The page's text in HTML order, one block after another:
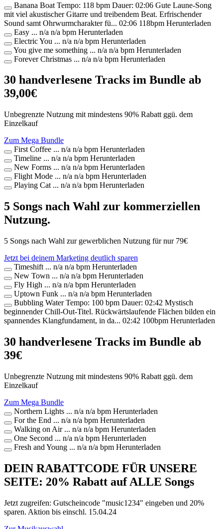
Banana Boat Tempo: 118 bpm Dauer: 02:06 Gute Laune-Song
mit viel akustischer Gitarre und treibendem Beat. Erfrischender
Sound samt Ohrwurmcharakter fü... 02:06 118bpm Herunterladen
Easy ... n/a n/a bpm Herunterladen
Electric You ... n/a n/a bpm Herunterladen
You give me something ... n/a n/a bpm Herunterladen
Forever Christmas ... n/a n/a bpm Herunterladen
30 handverlesene Tracks im Bundle ab
39,00€
Unbegrenzte Nutzung mit mindestens 90% Rabatt ggü. dem
Einzelkauf
Zum Mega Bundle
First Coffee ... n/a n/a bpm Herunterladen
Timeline ... n/a n/a bpm Herunterladen
New Forms ... n/a n/a bpm Herunterladen
Flight Mode ... n/a n/a bpm Herunterladen
Playing Cat ... n/a n/a bpm Herunterladen
5 Songs nach Wahl zur kommerziellen
Nutzung.
5 Songs nach Wahl zur gewerblichen Nutzung für nur 79€
Jetzt bei deinem Marketing deutlich sparen
Timeshift ... n/a n/a bpm Herunterladen
New Town ... n/a n/a bpm Herunterladen
Fly High ... n/a n/a bpm Herunterladen
Uptown Funk ... n/a n/a bpm Herunterladen
Bubbling WaterTempo: 100 bpm Dauer: 02:42 Mystisch
beginnender Chill-Out-Titel. Rückwärtslaufende Flächen bilden ein
spannendes Klangfundament, in da... 02:42 100bpm Herunterladen
30 handverlesene Tracks im Bundle ab
39€
Unbegrenzte Nutzung mit mindestens 90% Rabatt ggü. dem
Einzelkauf
Zum Mega Bundle
Northern Lights ... n/a n/a bpm Herunterladen
For the End ... n/a n/a bpm Herunterladen
Walking on Air ... n/a n/a bpm Herunterladen
One Second ... n/a n/a bpm Herunterladen
Fresh and Young ... n/a n/a bpm Herunterladen
DEIN RABATTCODE FÜR UNSERE
SEITE: 20% Rabatt auf ALLE Songs
Jetzt zugreifen: Gutscheincode "music1234" eingeben und 20%
sparen. Aktion bis einschl. 15.04.24